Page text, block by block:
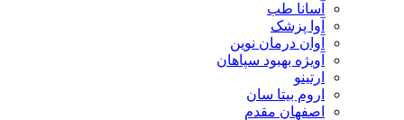
آسانا طب
آوا پزشک
آوان درمان نوین
آویژه بهبود سپاهان
ارتینو
اروم بیتا سان
اصفهان مقدم